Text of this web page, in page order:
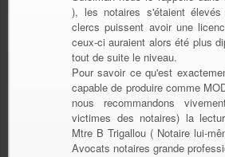
), les notaires s'étaient
clercs puissent avoir une
ceux-ci auraient alors été plus
tout de suite le niveau.
Pour savoir ce qu'est
capable de produire comme
nous recommandons
victimes des notaires) la
Mtre B Trigallou ( Notaire lui-
Avocats notaires grande